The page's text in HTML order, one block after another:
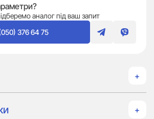
аналог під ваш запит
376 64 75